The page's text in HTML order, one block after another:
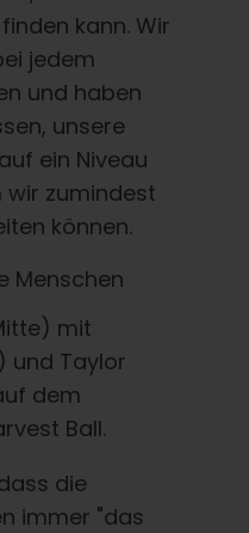
kann. Wir
jedem
und haben
unsere
ein Niveau
wir zumindest
können.
mit
und Taylor
dem
Ball.
die
immer "das